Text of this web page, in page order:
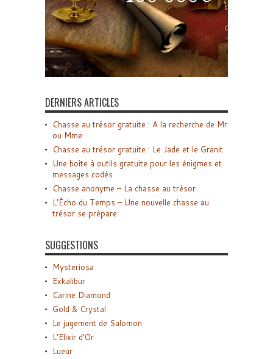
DERNIERS ARTICLES
Chasse au trésor gratuite : A la recherche de Mr
ou Mme
Chasse au trésor gratuite : Le Jade et le Granit
Une boîte à outils gratuite pour les énigmes et
messages codés
Chasse anonyme – La chasse au trésor
L’Écho du Temps – Une nouvelle chasse au
trésor se prépare
SUGGESTIONS
Mysteriosa
Exkalibur
Carine Diamond
Gold & Crystal
Le jugement de Salomon
L’Elixir d’Or
Lueur